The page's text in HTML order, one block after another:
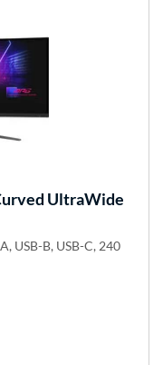
UltraWide
USB-B, USB-C, 240